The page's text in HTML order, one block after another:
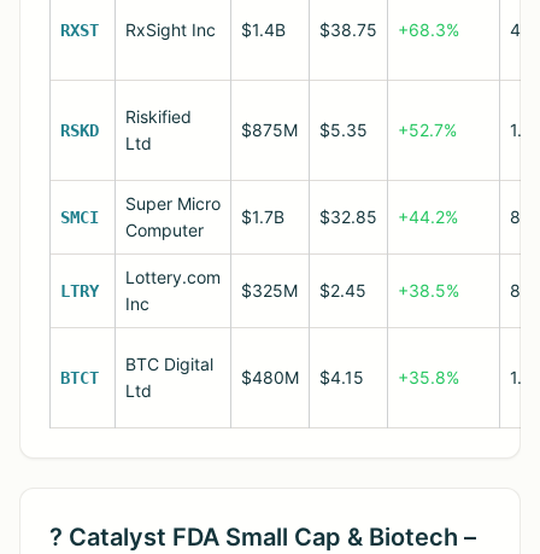
RXST RxSight Inc $1.4B $38.75 +68.3%
RSKD
Riskified
Ltd
$875M $5.35 +52.7%
SMCI
Super Micro
Computer
$1.7B $32.85 +44.2%
LTRY
Lottery.com
Inc
$325M $2.45 +38.5%
BTCT
BTC Digital
Ltd
$480M $4.15 +35.8%
? Catalyst FDA Small Cap & Biotech –